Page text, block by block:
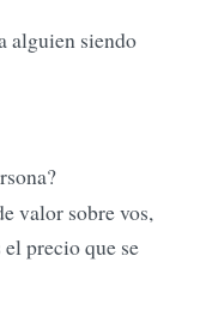
alguien siendo
valor sobre vos,
precio que se